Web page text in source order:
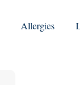
Allergies